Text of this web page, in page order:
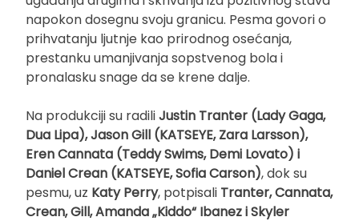
napokon dosegnu svoju granicu. Pesma govori o
prihvatanju ljutnje kao prirodnog osećanja,
prestanku umanjivanja sopstvenog bola i
pronalasku snage da se krene dalje.
Na produkciji su radiliJustin Tranter (Lady Gaga,
Dua Lipa), Jason Gill (KATSEYE, Zara Larsson),
Eren Cannata (Teddy Swims, Demi Lovato) i
Daniel Crean (KATSEYE, Sofia Carson), dok su
pesmu, uz Katy Perry, potpisali Tranter, Cannata,
Crean, Gill, Amanda „Kiddo“ Ibanez i Skyler